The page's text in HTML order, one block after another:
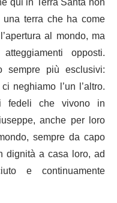
terra che ha come
al mondo, ma
opposti.
sempre più esclusivi:
neghiamo l’un l’altro.
fedeli che vivono in
anche per loro
sempre da capo
dignità a casa loro, ad
e continuamente